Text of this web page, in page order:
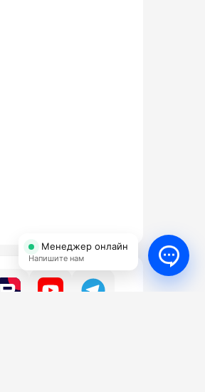
Менеджер онлайн
Напишите нам